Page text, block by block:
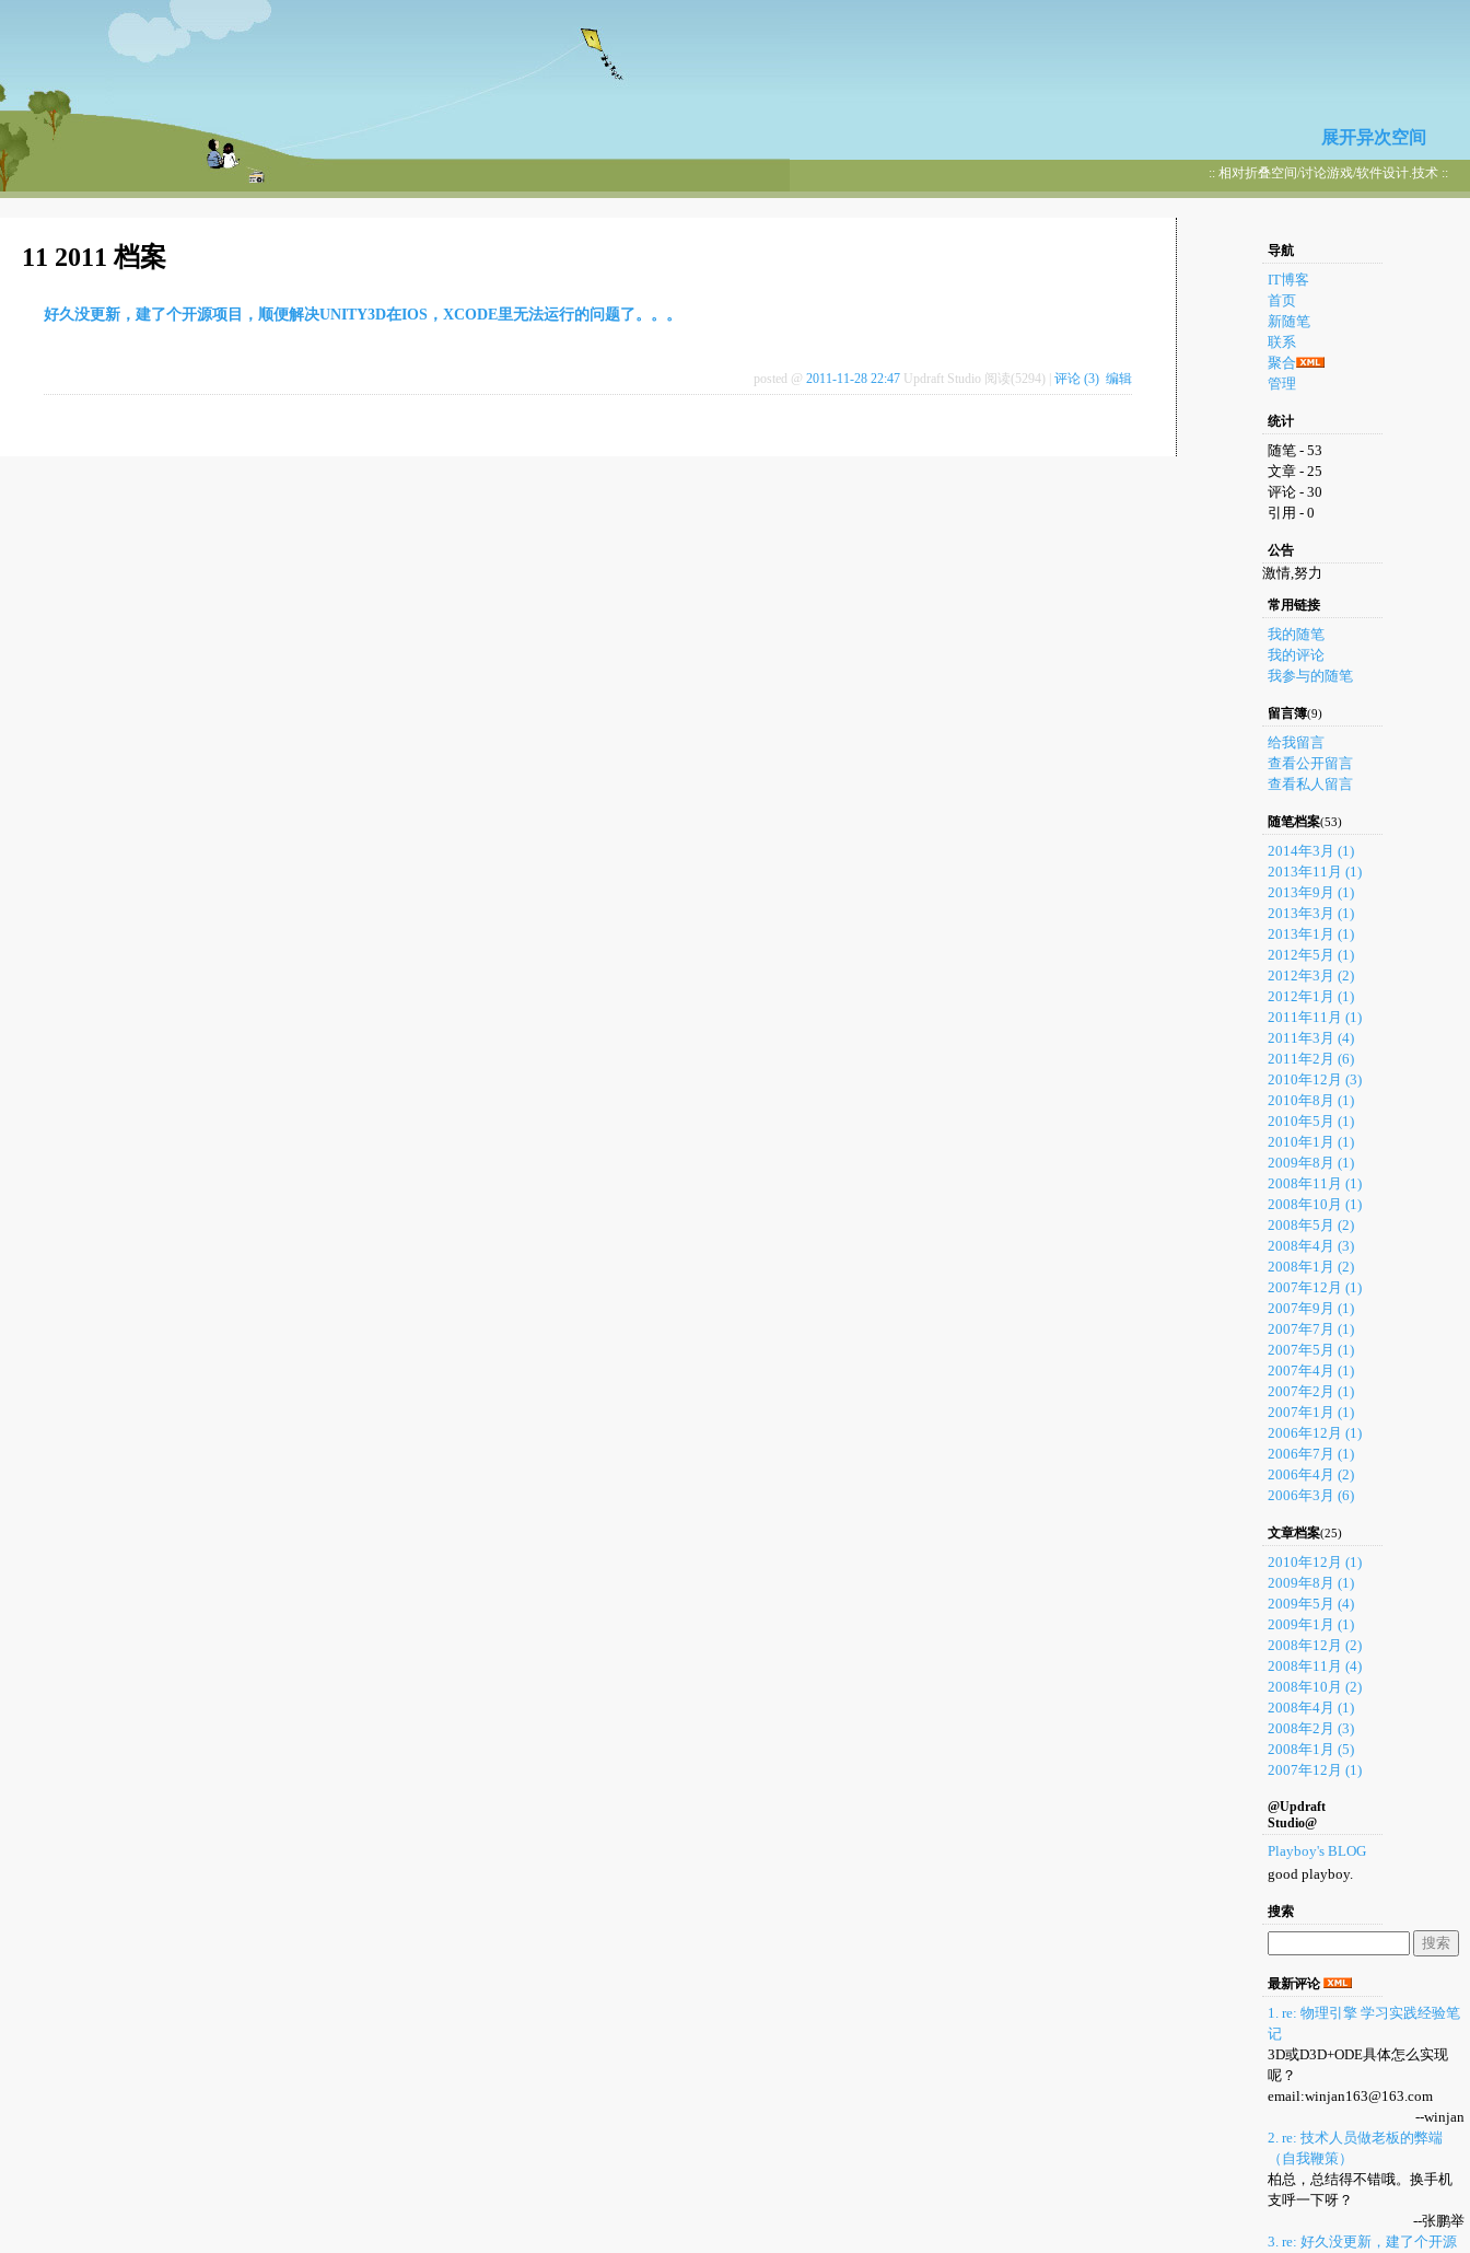
展开异次空间
:: 相对折叠空间/讨论游戏/软件设计.技术 ::
11 2011 档案
好久没更新，建了个开源项目，顺便解决UNITY3D在IOS，XCODE里无法运行的问题了。。。
posted @2011-11-28 22:47 Updraft Studio 阅读(5294) |评论 (3) 编辑
导航
IT博客
首页
新随笔
联系
聚合
管理
统计
随笔 - 53
文章 - 25
评论 - 30
引用 - 0
公告
激情,努力
常用链接
我的随笔
我的评论
我参与的随笔
留言簿(9)
给我留言
查看公开留言
查看私人留言
随笔档案(53)
2014年3月 (1)
2013年11月 (1)
2013年9月 (1)
2013年3月 (1)
2013年1月 (1)
2012年5月 (1)
2012年3月 (2)
2012年1月 (1)
2011年11月 (1)
2011年3月 (4)
2011年2月 (6)
2010年12月 (3)
2010年8月 (1)
2010年5月 (1)
2010年1月 (1)
2009年8月 (1)
2008年11月 (1)
2008年10月 (1)
2008年5月 (2)
2008年4月 (3)
2008年1月 (2)
2007年12月 (1)
2007年9月 (1)
2007年7月 (1)
2007年5月 (1)
2007年4月 (1)
2007年2月 (1)
2007年1月 (1)
2006年12月 (1)
2006年7月 (1)
2006年4月 (2)
2006年3月 (6)
文章档案(25)
2010年12月 (1)
2009年8月 (1)
2009年5月 (4)
2009年1月 (1)
2008年12月 (2)
2008年11月 (4)
2008年10月 (2)
2008年4月 (1)
2008年2月 (3)
2008年1月 (5)
2007年12月 (1)
@Updraft
Studio@
Playboy's BLOG
good playboy.
搜索
最新评论
1. re: 物理引擎 学习实践经验笔
记
3D或D3D+ODE具体怎么实现
呢？
email:winjan163@163.com
--winjan
2. re: 技术人员做老板的弊端
（自我鞭策）
柏总，总结得不错哦。换手机
支呼一下呀？
--张鹏举
3. re: 好久没更新，建了个开源